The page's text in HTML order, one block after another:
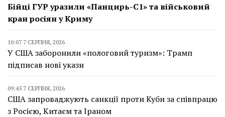
Бійці ГУР уразили «Панцирь-С1» та військовий
кран росіян у Криму
10:07 7 СЕРПНЯ, 2026
У США заборонили «пологовий туризм»: Трамп
підписав нові укази
09:45 7 СЕРПНЯ, 2026
США запроваджують санкції проти Куби за співпрацю
з Росією, Китаєм та Іраном